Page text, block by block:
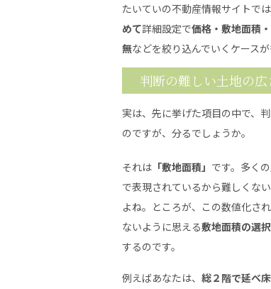
たいていの不動産情報サイトでは
めて詳細設定で価格・敷地面積
無などを絞り込んでいくケースが
判断の難しい土地の広
実は、先に挙げた項目の中で、
のですが、分るでしょうか。
それは 「敷地面積」 です。多く
で表現されているから難しくな
よね。ところが、この数値化さ
ないように思える敷地面積の選択
するのです。
例えばあなたは、 総２階で延べ